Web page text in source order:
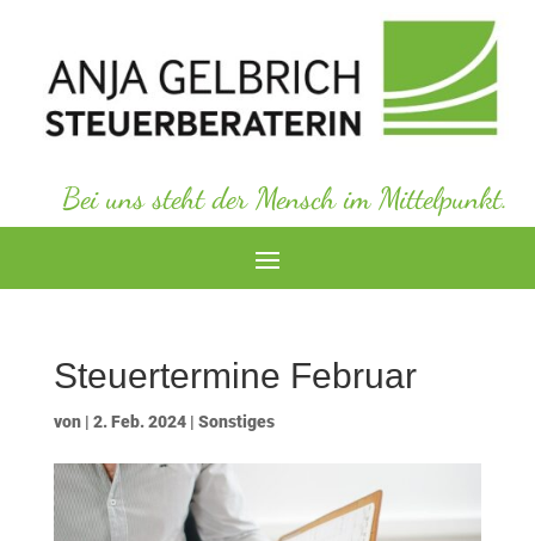
Bei uns steht der Mensch im Mittelpunkt.
Steuertermine Februar
von | 2. Feb. 2024| Sonstiges